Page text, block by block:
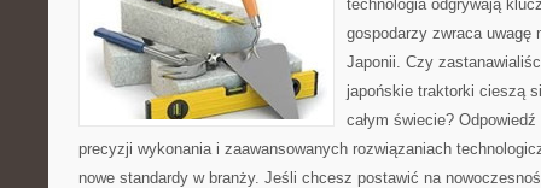
technologia odgrywają
gospodarzy zwraca uwagę
Japonii. Czy
japońskie traktorki cieszą
całym świecie?
precyzji wykonania i zaawansowanych rozwiązaniach
nowe standardy w branży. Jeśli chcesz postawić na